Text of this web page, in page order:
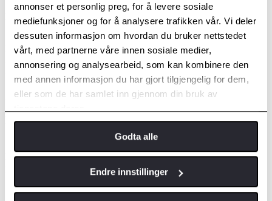
annonser et personlig preg, for å levere sosiale
mediefunksjoner og for å analysere trafikken vår. Vi deler
dessuten informasjon om hvordan du bruker nettstedet
vårt, med partnerne våre innen sosiale medier,
annonsering og analysearbeid, som kan kombinere den
med annen informasjon du har gjort tilgjengelig for dem,
eller som de har samlet inn gjennom din bruk av
Godta alle
Endre innstillinger
Din deling
Når du bruker visse sosiale funksjoner på våre Nettsteder eller
Apper, kan du opprette en offentlig profil som inneholder
informasjon slik som ditt brukernavn, profilbilde og hjemsted. Du
kan også dele innhold med dine venner eller offentligheten,
inkludert informasjon om din kundeaktivitet. Vi oppmuntrer deg til å
sosiale deling slik at du kan kontrollere hvilken informasjon du gjør
tilgjengelig gjennom Toyota Norge ASs sosiale funksjoner.
BESKYTTELSE og ADMINISTRASJON av dine
Kryptering og sikkerhet:Vi bruker en variasjon av tekniske